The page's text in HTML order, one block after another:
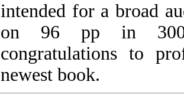
intended for a broad
on 96 pp in
congratulations to
newest book.